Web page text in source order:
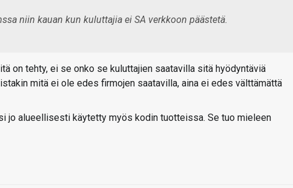
niin kauan kun kuluttajia ei SA verkkoon päästetä.
on tehty, ei se onko se kuluttajien saatavilla sitä hyödyntäviä
mitä ei ole edes firmojen saatavilla, aina ei edes välttämättä
jo alueellisesti käytetty myös kodin tuotteissa. Se tuo mieleen